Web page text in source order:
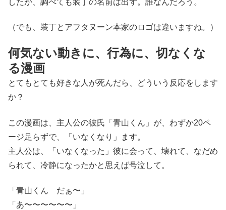
（でも、装丁とアフタヌーン本家のロゴは違いますね。）
何気ない動きに、行為に、切なくな
る漫画
とてもとても好きな人が死んだら、どういう反応をします
か？
この漫画は、主人公の彼氏「青山くん」が、わずか20ペ
ージ足らずで、「いなくなり」ます。
主人公は、「いなくなった」彼に会って、壊れて、なだめ
られて、冷静になったかと思えば号泣して。
「青山くん だぁ〜」
「あ〜〜〜〜〜〜」